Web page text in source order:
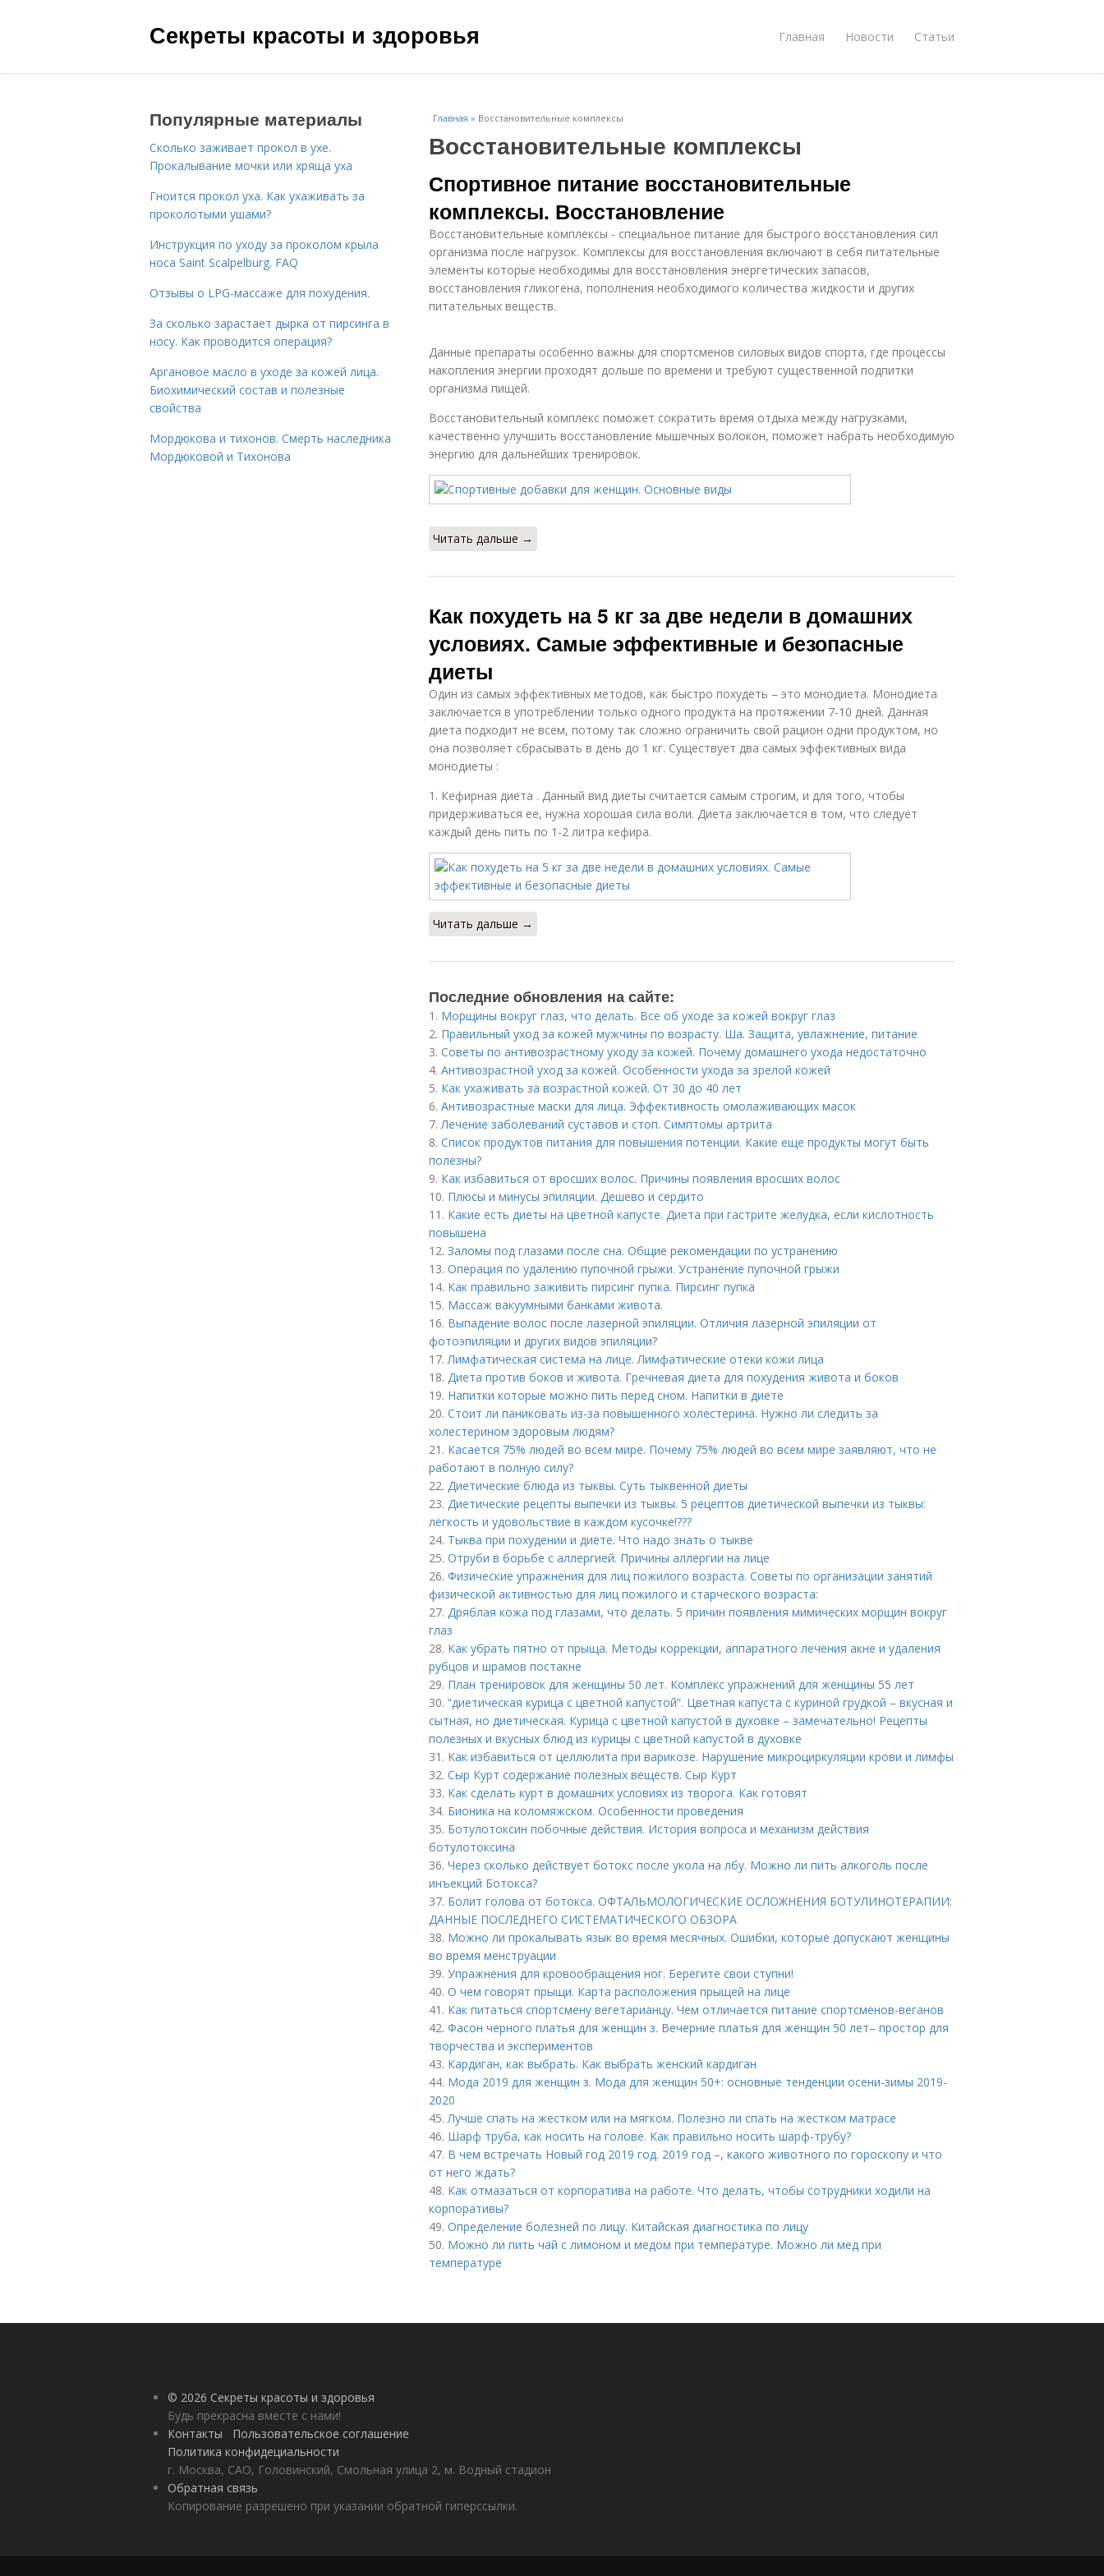
Секреты красоты и здоровья Главная Новости Статьи
Главная » Восстановительные комплексы
Восстановительные комплексы
Спортивное питание восстановительные
комплексы. Восстановление
Восстановительные комплексы - специальное питание для быстрого восстановления сил
организма после нагрузок. Комплексы для восстановления включают в себя питательные
элементы которые необходимы для восстановления энергетических запасов,
восстановления гликогена, пополнения необходимого количества жидкости и других
питательных веществ.
Данные препараты особенно важны для спортсменов силовых видов спорта, где процессы
накопления энергии проходят дольше по времени и требуют существенной подпитки
организма пищей.
Восстановительный комплекс поможет сократить время отдыха между нагрузками,
качественно улучшить восстановление мышечных волокон, поможет набрать необходимую
энергию для дальнейших тренировок.
Читать дальше →
Как похудеть на 5 кг за две недели в домашних
условиях. Самые эффективные и безопасные
диеты
Один из самых эффективных методов, как быстро похудеть – это монодиета. Монодиета
заключается в употреблении только одного продукта на протяжении 7-10 дней. Данная
диета подходит не всем, потому так сложно ограничить свой рацион одни продуктом, но
она позволяет сбрасывать в день до 1 кг. Существует два самых эффективных вида
монодиеты :
1. Кефирная диета . Данный вид диеты считается самым строгим, и для того, чтобы
придерживаться ее, нужна хорошая сила воли. Диета заключается в том, что следует
каждый день пить по 1-2 литра кефира.
Читать дальше →
Последние обновления на сайте:
1. Морщины вокруг глаз, что делать. Все об уходе за кожей вокруг глаз
2. Правильный уход за кожей мужчины по возрасту. Ша. Защита, увлажнение, питание
3. Советы по антивозрастному уходу за кожей. Почему домашнего ухода недостаточно
4. Антивозрастной уход за кожей. Особенности ухода за зрелой кожей
5. Как ухаживать за возрастной кожей. От 30 до 40 лет
6. Антивозрастные маски для лица. Эффективность омолаживающих масок
7.Лечение заболеваний суставов и стоп. Симптомы артрита
8. Список продуктов питания для повышения потенции. Какие еще продукты могут быть
полезны?
9. Как избавиться от вросших волос. Причины появления вросших волос
10. Плюсы и минусы эпиляции. Дешево и сердито
11. Какие есть диеты на цветной капусте. Диета при гастрите желудка, если кислотность
повышена
12. Заломы под глазами после сна. Общие рекомендации по устранению
13. Операция по удалению пупочной грыжи. Устранение пупочной грыжи
14. Как правильно заживить пирсинг пупка. Пирсинг пупка
15. Массаж вакуумными банками живота.
16. Выпадение волос после лазерной эпиляции. Отличия лазерной эпиляции от
фотоэпиляции и других видов эпиляции?
17.Лимфатическая система на лице. Лимфатические отеки кожи лица
18. Диета против боков и живота. Гречневая диета для похудения живота и боков
19. Напитки которые можно пить перед сном. Напитки в диете
20. Стоит ли паниковать из-за повышенного холестерина. Нужно ли следить за
холестерином здоровым людям?
21. Касается 75% людей во всем мире. Почему 75% людей во всем мире заявляют, что не
работают в полную силу?
22. Диетические блюда из тыквы. Суть тыквенной диеты
23. Диетические рецепты выпечки из тыквы. 5 рецептов диетической выпечки из тыквы:
лёгкость и удовольствие в каждом кусочке!???
24. Тыква при похудении и диете. Что надо знать о тыкве
25. Отруби в борьбе с аллергией. Причины аллергии на лице
26. Физические упражнения для лиц пожилого возраста. Советы по организации занятий
физической активностью для лиц пожилого и старческого возраста:
27. Дряблая кожа под глазами, что делать. 5 причин появления мимических морщин вокруг
глаз
28. Как убрать пятно от прыща. Методы коррекции, аппаратного лечения акне и удаления
рубцов и шрамов постакне
29. План тренировок для женщины 50 лет. Комплекс упражнений для женщины 55 лет
30. “диетическая курица с цветной капустой”. Цветная капуста с куриной грудкой – вкусная и
сытная, но диетическая. Курица с цветной капустой в духовке – замечательно! Рецепты
полезных и вкусных блюд из курицы с цветной капустой в духовке
31. Как избавиться от целлюлита при варикозе. Нарушение микроциркуляции крови и лимфы
32. Сыр Курт содержание полезных веществ. Сыр Курт
33. Как сделать курт в домашних условиях из творога. Как готовят
34. Бионика на коломяжском. Особенности проведения
35. Ботулотоксин побочные действия. История вопроса и механизм действия
ботулотоксина
36. Через сколько действует ботокс после укола на лбу. Можно ли пить алкоголь после
инъекций Ботокса?
37. Болит голова от ботокса. ОФТАЛЬМОЛОГИЧЕСКИЕ ОСЛОЖНЕНИЯ БОТУЛИНОТЕРАПИИ:
ДАННЫЕ ПОСЛЕДНЕГО СИСТЕМАТИЧЕСКОГО ОБЗОРА
38. Можно ли прокалывать язык во время месячных. Ошибки, которые допускают женщины
во время менструации
39. Упражнения для кровообращения ног. Берегите свои ступни!
40. О чем говорят прыщи. Карта расположения прыщей на лице
41. Как питаться спортсмену вегетарианцу. Чем отличается питание спортсменов-веганов
42. Фасон черного платья для женщин з. Вечерние платья для женщин 50 лет– простор для
творчества и экспериментов
43. Кардиган, как выбрать. Как выбрать женский кардиган
44. Мода 2019 для женщин з. Мода для женщин 50+: основные тенденции осени-зимы 2019-
2020
45.Лучше спать на жестком или на мягком. Полезно ли спать на жестком матрасе
46. Шарф труба, как носить на голове. Как правильно носить шарф-трубу?
47. В чем встречать Новый год 2019 год. 2019 год –, какого животного по гороскопу и что
от него ждать?
48. Как отмазаться от корпоратива на работе. Что делать, чтобы сотрудники ходили на
корпоративы?
49. Определение болезней по лицу. Китайская диагностика по лицу
50. Можно ли пить чай с лимоном и медом при температуре. Можно ли мед при
температуре
Популярные материалы
Сколько заживает прокол в ухе.
Прокалывание мочки или хряща уха
Гноится прокол уха. Как ухаживать за
проколотыми ушами?
Инструкция по уходу за проколом крыла
носа Saint Scalpelburg. FAQ
Отзывы о LPG-массаже для похудения.
За сколько зарастает дырка от пирсинга в
носу. Как проводится операция?
Аргановое масло в уходе за кожей лица.
Биохимический состав и полезные
свойства
Мордюкова и тихонов. Смерть наследника
Мордюковой и Тихонова
© 2026 Секреты красоты и здоровья
Будь прекрасна вместе с нами!
Контакты
Пользовательское соглашение
Политика конфидециальности
г. Москва, САО, Головинский, Смольная улица 2, м. Водный стадион
Обратная связь
Копирование разрешено при указании обратной гиперссылки.